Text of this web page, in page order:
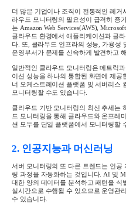
더 많은 기업이나 조직이 전통적인 레
라우드 모니터링의 필요성이 급격히 증
는 Amazon Web Services(AWS),
클라우드 환경에서 애플리케이션과 클
다 또 클라우드 인프라의 성능 가용성
운영부서가 문제를 신속하게 발견하고
일반적인 클라우드 모니터링은 메트릭
이션 성능을 하나의 통합된 화면에 제공
너 오케스트레이션 플랫폼 및 서버리스
모니터링할 수도 있습니다.
클라우드 기반 모니터링의 최신 추세는
드 모니터링을 통해 클라우드와 온프레
션 모두를 단일 플랫폼에서 모니터링할
2. 인공지능과 머신러닝
서버 모니터링의 또 다른 트렌드는 인공
링 과정을 자동화하는 것입니다. AI 및
대한 양의 데이터를 분석하고 패턴을 식
실시간으로 수행될 수 있으므로 운영관
수 있습니다.